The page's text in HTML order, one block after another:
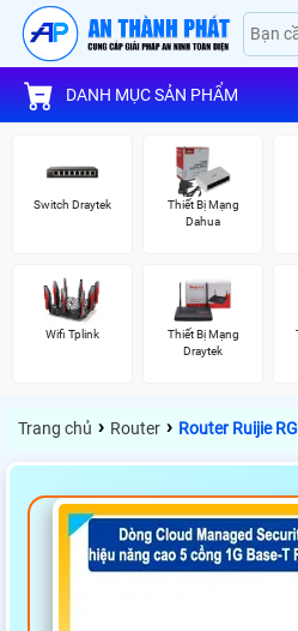
DANH MỤC SẢN PHẨM
Switch Draytek
Thiết Bị Mạng
Dahua
Wifi Tplink
Thiết Bị Mạng
Draytek
Trang chủ › Router › Router Ruijie